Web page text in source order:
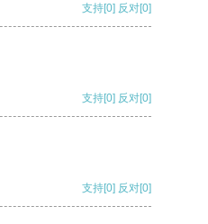
支持[0] 反对[0]
支持[0] 反对[0]
支持[0] 反对[0]